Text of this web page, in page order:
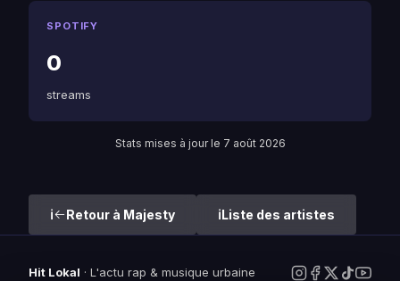
SPOTIFY
0
streams
Stats mises à jour le 7 août 2026
Retour à Majesty Liste des artistes
Hit Lokal · L'actu rap & musique urbaine